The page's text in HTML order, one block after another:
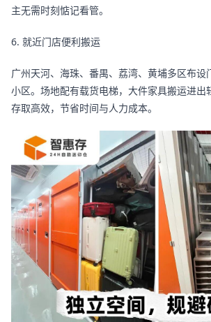
主无需时刻惦记看管。
6. 就近门店便利搬运
广州天河、海珠、番禺、荔湾、黄埔多区布设
小区。场地配有载货电梯，大件家具搬运进出
存取高效，节省时间与人力成本。